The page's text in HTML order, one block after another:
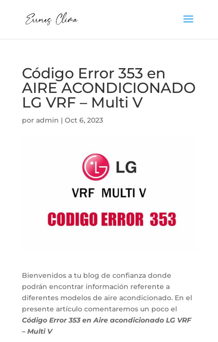
Código Error 353 en
AIRE ACONDICIONADO
LG VRF – Multi V
por admin | Oct 6, 2023
Bienvenidos a tu blog de confianza donde
podrán encontrar información referente a
diferentes modelos de aire acondicionado. En el
presente artículo comentaremos un poco el
Código Error 353 en Aire acondicionado LG VRF
– Multi V